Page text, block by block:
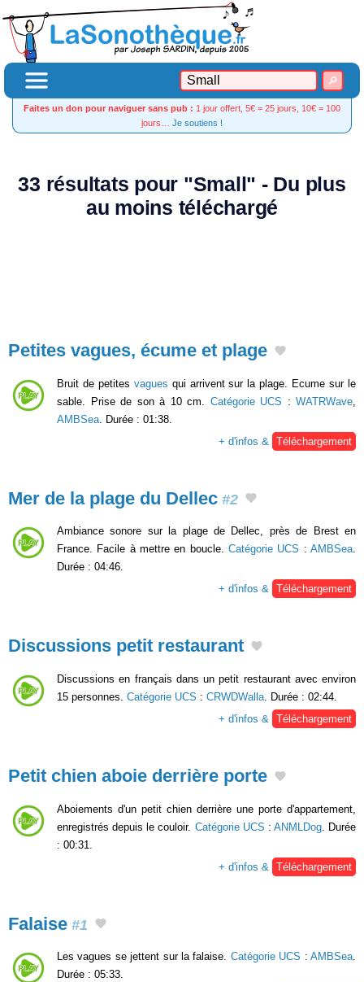
Faites un don pour naviguer sans pub : 1 jour offert, 5€ = 25 jours, 10€ = 100
jours… Je soutiens !
33 résultats pour "Small" - Du plus
au moins téléchargé
Petites vagues, écume et plage
Bruit de petites vagues qui arrivent sur la plage. Ecume sur le
sable. Prise de son à 10 cm. Catégorie UCS : WATRWave
AMBSea . Durée : 01:38.
+ d'infos &
Téléchargement
Mer de la plage du Dellec #2
Ambiance sonore sur la plage de Dellec, près de Brest en
France. Facile à mettre en boucle. Catégorie UCS :AMBSea.
Durée : 04:46.
+ d'infos & Téléchargement
Discussions petit restaurant
Discussions en français dans un petit restaurant avec environ
15 personnes. Catégorie UCS : CRWDWalla . Durée : 02:44.
+ d'infos &
Téléchargement
Petit chien aboie derrière porte
Aboiements d'un petit chien derrière une porte d'appartement,
enregistrés depuis le couloir. Catégorie UCS : ANMLDog. Durée
: 00:31.
+ d'infos &
Téléchargement
Falaise #1
Les vagues se jettent sur la falaise. Catégorie UCS :AMBSea.
Durée : 05:33.